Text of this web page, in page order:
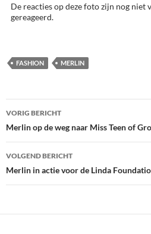
De reacties op deze foto zijn nog niet
gereageerd.
FASHION MERLIN
Bericht
navigatie
VORIG BERICHT
Merlin op de weg naar Miss Teen of
VOLGEND BERICHT
Merlin in actie voor de Linda